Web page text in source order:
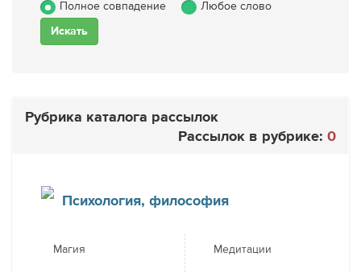
Полное совпадение Любое слово
Рубрика каталога рассылок
Рассылок в рубрике: 0
Психология, философия
Магия Медитации